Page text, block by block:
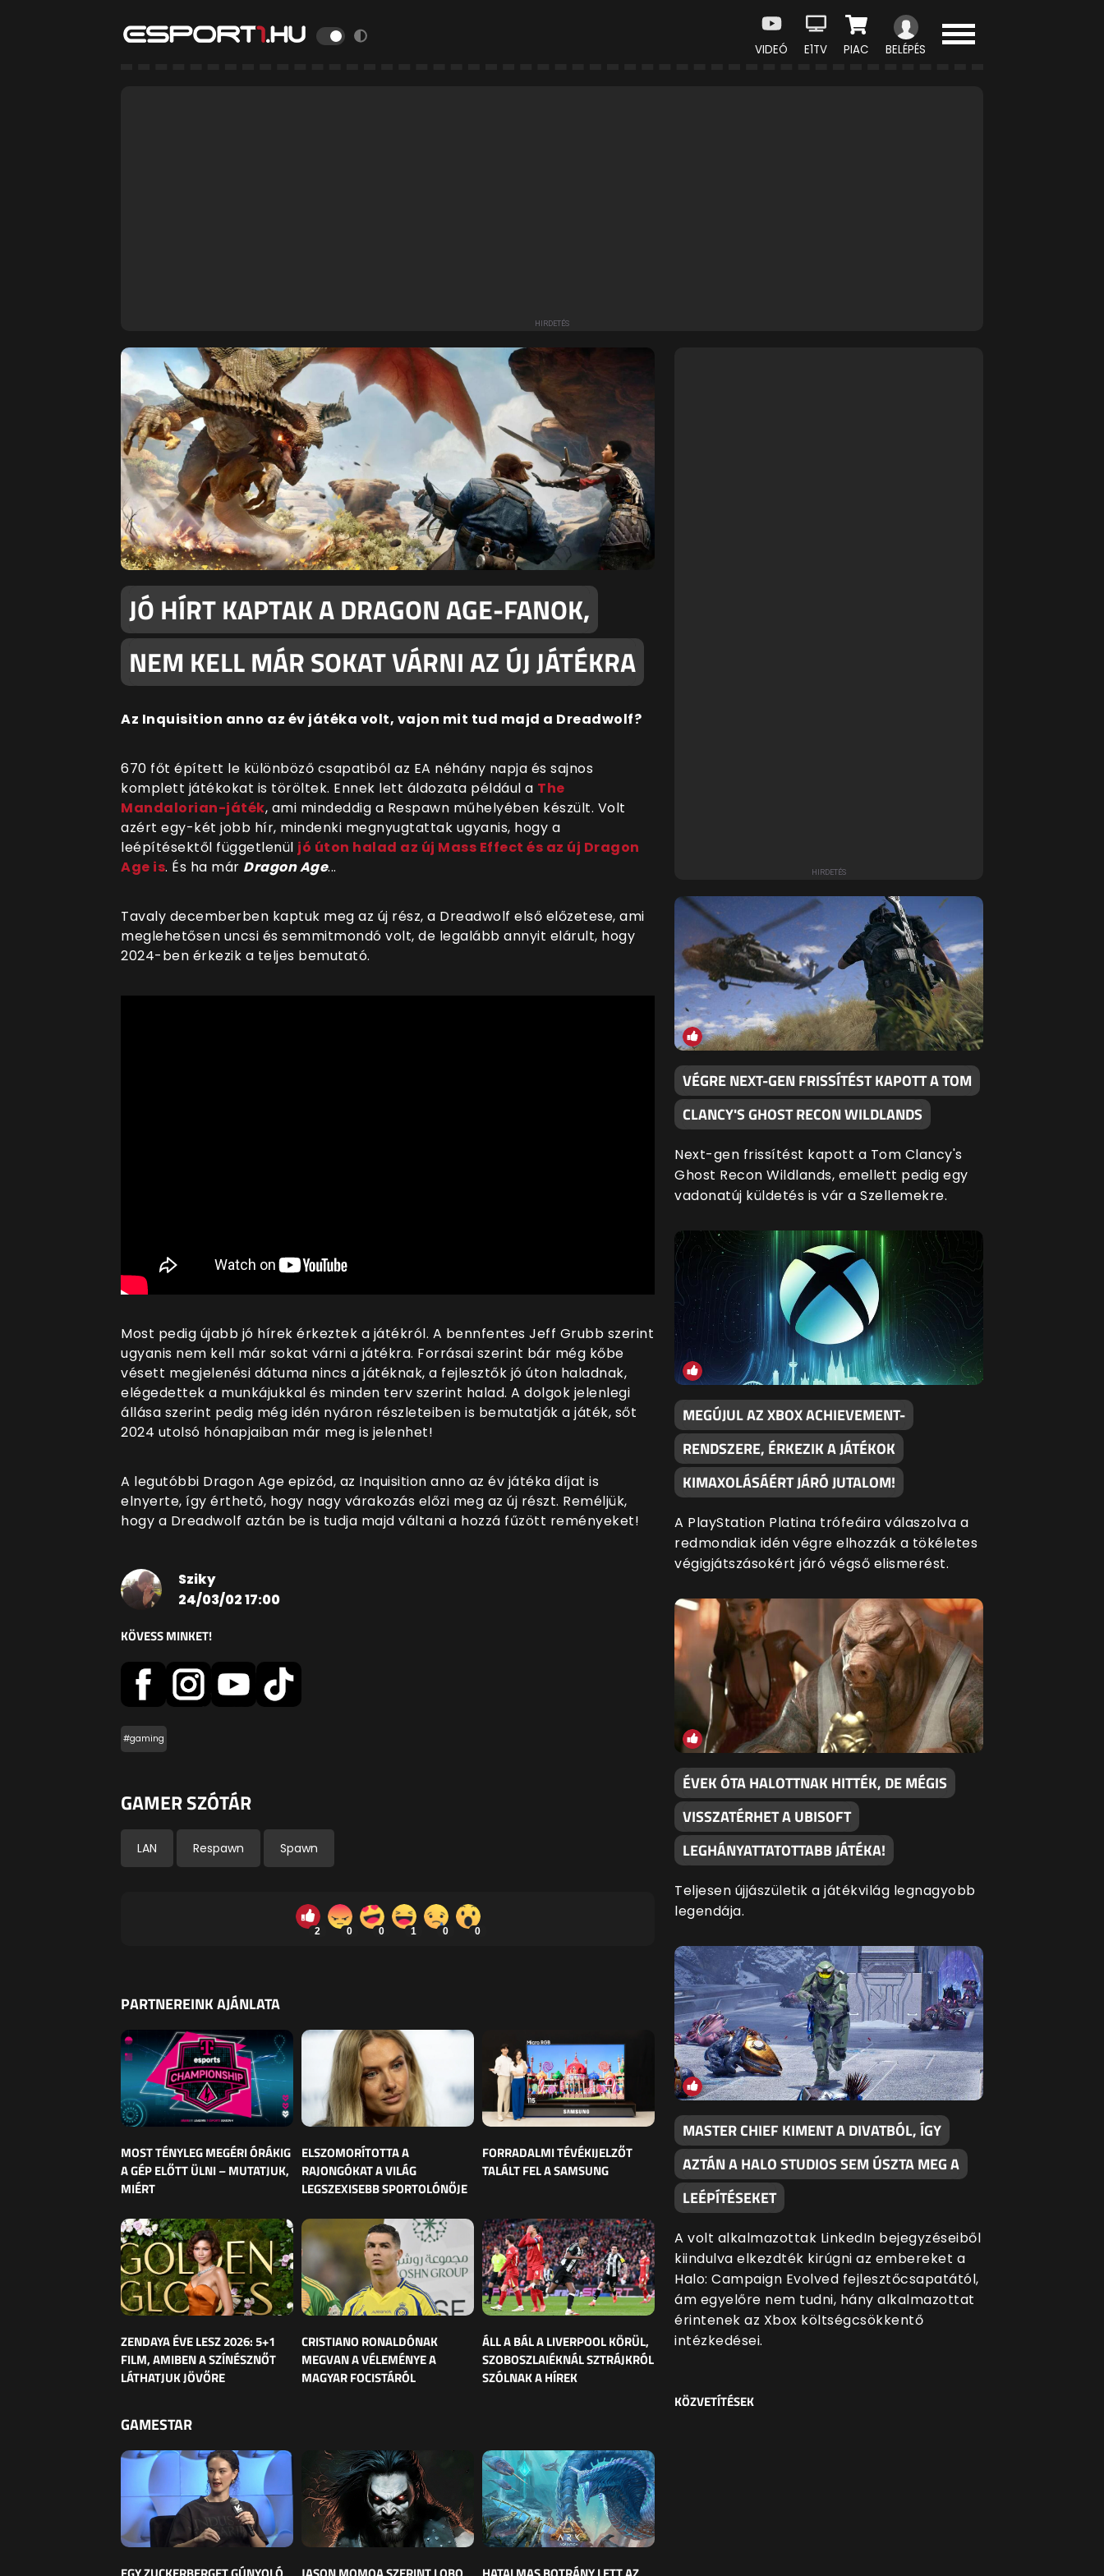
VIDEÓ E1TV PIAC BELÉPÉS
JÓ HÍRT KAPTAK A DRAGON AGE-FANOK,
NEM KELL MÁR SOKAT VÁRNI AZ ÚJ JÁTÉKRA
Az Inquisition anno az év játéka volt, vajon mit tud majd a Dreadwolf?
670 főt épített le különböző csapatiból az EA néhány napja és sajnos
komplett játékokat is töröltek. Ennek lett áldozata például a The
Mandalorian-játék, ami mindeddig a Respawn műhelyében készült. Volt
azért egy-két jobb hír, mindenki megnyugtattak ugyanis, hogy a
leépítésektől függetlenül jó úton halad az új Mass Effect és az új Dragon
Age is. És ha már Dragon Age...
Tavaly decemberben kaptuk meg az új rész, a Dreadwolf első előzetese, ami
meglehetősen uncsi és semmitmondó volt, de legalább annyit elárult, hogy
2024-ben érkezik a teljes bemutató.
Most pedig újabb jó hírek érkeztek a játékról. A bennfentes Jeff Grubb szerint
ugyanis nem kell már sokat várni a játékra. Forrásai szerint bár még kőbe
vésett megjelenési dátuma nincs a játéknak, a fejlesztők jó úton haladnak,
elégedettek a munkájukkal és minden terv szerint halad. A dolgok jelenlegi
állása szerint pedig még idén nyáron részleteiben is bemutatják a játék, sőt
2024 utolsó hónapjaiban már meg is jelenhet!
A legutóbbi Dragon Age epizód, az Inquisition anno az év játéka díjat is
elnyerte, így érthető, hogy nagy várakozás előzi meg az új részt. Reméljük,
hogy a Dreadwolf aztán be is tudja majd váltani a hozzá fűzött reményeket!
Sziky
24/03/02 17:00
KÖVESS MINKET!
#gaming
GAMER SZÓTÁR
LAN Respawn Spawn
2 0 0 1 0 0
PARTNEREINK AJÁNLATA
MOST TÉNYLEG MEGÉRI ÓRÁKIG
A GÉP ELŐTT ÜLNI – MUTATJUK,
MIÉRT
ELSZOMORÍTOTTA A
RAJONGÓKAT A VILÁG
LEGSZEXISEBB SPORTOLÓNŐJE
FORRADALMI TÉVÉKIJELZŐT
TALÁLT FEL A SAMSUNG
ZENDAYA ÉVE LESZ 2026: 5+1
FILM, AMIBEN A SZÍNÉSZNŐT
LÁTHATJUK JÖVŐRE
CRISTIANO RONALDÓNAK
MEGVAN A VÉLEMÉNYE A
MAGYAR FOCISTÁRÓL
ÁLL A BÁL A LIVERPOOL KÖRÜL,
SZOBOSZLAIÉKNÁL SZTRÁJKRÓL
SZÓLNAK A HÍREK
GAMESTAR
VÉGRE NEXT-GEN FRISSÍTÉST KAPOTT A TOM
CLANCY'S GHOST RECON WILDLANDS
Next-gen frissítést kapott a Tom Clancy's
Ghost Recon Wildlands, emellett pedig egy
vadonatúj küldetés is vár a Szellemekre.
MEGÚJUL AZ XBOX ACHIEVEMENT-
RENDSZERE, ÉRKEZIK A JÁTÉKOK
KIMAXOLÁSÁÉRT JÁRÓ JUTALOM!
A PlayStation Platina trófeáira válaszolva a
redmondiak idén végre elhozzák a tökéletes
végigjátszásokért járó végső elismerést.
ÉVEK ÓTA HALOTTNAK HITTÉK, DE MÉGIS
VISSZATÉRHET A UBISOFT
LEGHÁNYATTATOTTABB JÁTÉKA!
Teljesen újjászületik a játékvilág legnagyobb
legendája.
MASTER CHIEF KIMENT A DIVATBÓL, ÍGY
AZTÁN A HALO STUDIOS SEM ÚSZTA MEG A
LEÉPÍTÉSEKET
A volt alkalmazottak LinkedIn bejegyzéseiből
kiindulva elkezdték kirúgni az embereket a
Halo: Campaign Evolved fejlesztőcsapatától,
ám egyelőre nem tudni, hány alkalmazottat
érintenek az Xbox költségcsökkentő
intézkedései.
KÖZVETÍTÉSEK